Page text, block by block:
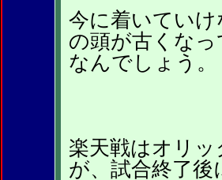
今に着いてい
の頭が古くな
なんでしょう。
楽天戦はオリ
が、試合終了